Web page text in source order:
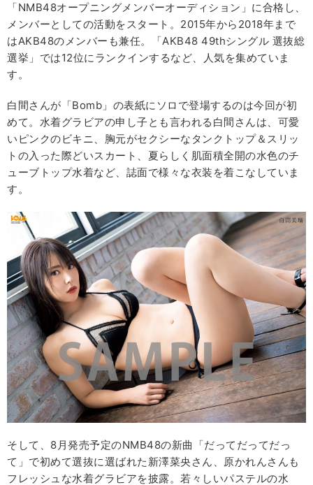
「NMB48オープニングメンバーオーディション」に合格し、
メンバーとしての活動をスタート。2015年から2018年まで
はAKB48のメンバーも兼任。「AKB48 49thシングル 選抜総
選挙」では12位にランクインするなど、人気を集めていま
す。
白間さんが「Bomb」の表紙にソロで登場するのは今回が初
めて。水着グラビアの申し子とも言われる白間さんは、可愛
いピンクのビキニ、胸元がセクシーなタンクトップ＆スリッ
トの入った際どいスカート、夏らしく肌面積全開の水色のチ
ューブトップ水着など、誌面で様々な衣装を着こなしていま
す。
そして、8月発売予定のNMB48の新曲「だってだってだっ
て」で初めて選抜に選ばれた新澤菜央さん、原かれんさんも
フレッシュな水着グラビアを披露。若々しいパステルの水